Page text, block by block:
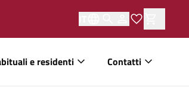
e residenti Contatti